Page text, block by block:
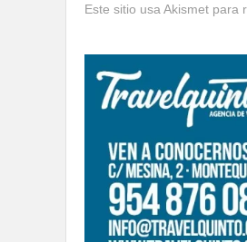
Este sitio usa Akismet para